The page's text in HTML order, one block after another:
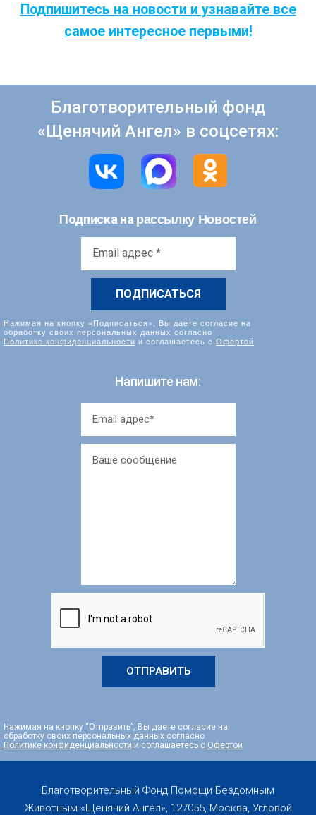
Подпишитесь на новости и узнавайте все
самое интересное первыми!
Благотворительный фонд
«Щенячий Ангел» в соцсетях:
Подписка на рассылку Новостей
Нажимая на кнопку «Подписаться», Вы даете согласие на
обработку своих персональных данных согласно
Политике конфиденциальности и соглашаетесь с Офертой
Напишите нам:
ОТПРАВИТЬ
Нажимая на кнопку “Отправить”, Вы даете согласие на
обработку своих персональных данных согласно
Политике конфиденциальности и соглашаетесь с Офертой
Благотворительный Фонд Помощи Бездомным
Животным «Щенячий Ангел», 127055, Москва, Угловой